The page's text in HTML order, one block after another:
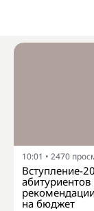
10:01 • 2470
Вступление-
на бюджет